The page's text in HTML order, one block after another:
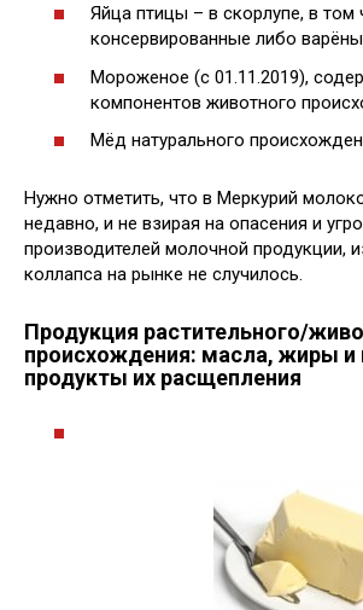
Яйца птицы – в скорлупе, в том
консервированные либо
Мороженое (с 01.11.2019),
компонентов животного
Мёд натурального
Нужно отметить, что в Меркурий
недавно, и не взирая на опасения и
производителей молочной продукции,
коллапса на рынке не случилось.
Продукция растительного/
происхождения: масла, жиры и
продукты их расщепления